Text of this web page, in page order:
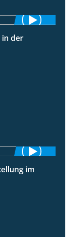
in der
11:24
im